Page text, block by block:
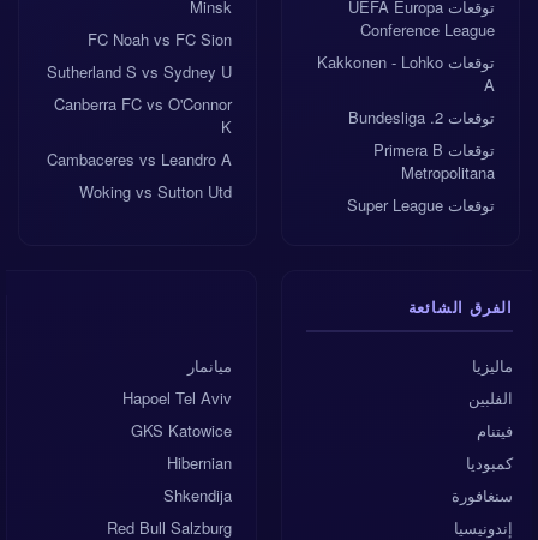
توقعات UEFA Europa
Conference League
توقعات Kakkonen - Lohko
A
توقعات 2. Bundesliga
توقعات Primera B
Metropolitana
توقعات Super League
Minsk
FC Noah vs FC Sion
Sutherland S vs Sydney U
Canberra FC vs O'Connor
K
Cambaceres vs Leandro A
Woking vs Sutton Utd
الفرق الشائعة
ماليزيا
الفلبين
فيتنام
كمبوديا
سنغافورة
إندونيسيا
ميانمار
Hapoel Tel Aviv
GKS Katowice
Hibernian
Shkendija
Red Bull Salzburg